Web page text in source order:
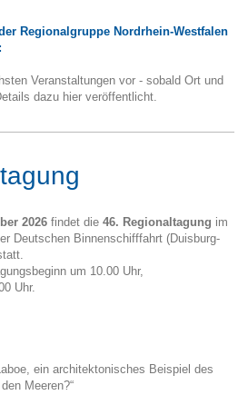
Regionalgruppe Nordrhein-Westfalen
Veranstaltungen vor - sobald Ort und
dazu hier veröffentlicht.
2026 findet die 46. Regionaltagung im
Deutschen Binnenschifffahrt (Duisburg-
um 10.00 Uhr,
Uhr.
ein architektonisches Beispiel des
Meeren?“